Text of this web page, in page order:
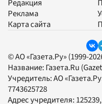
Редакция
Реклама
Карта сайта
© АО «Газета.Ру» (1999-
Название: Газета.Ru
Учредитель:АО
7743625728
Адрес учредителя: